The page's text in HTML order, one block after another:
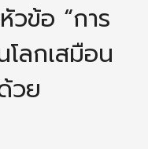
นดุสิต
วข้อ “การ
ลกเสมือน
วย